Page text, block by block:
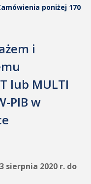
poniżej 170
i
lub MULTI
PIB w
sierpnia 2020 r. do